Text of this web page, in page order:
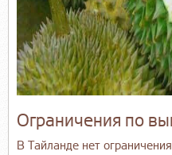
Ограничения по
В Тайланде нет